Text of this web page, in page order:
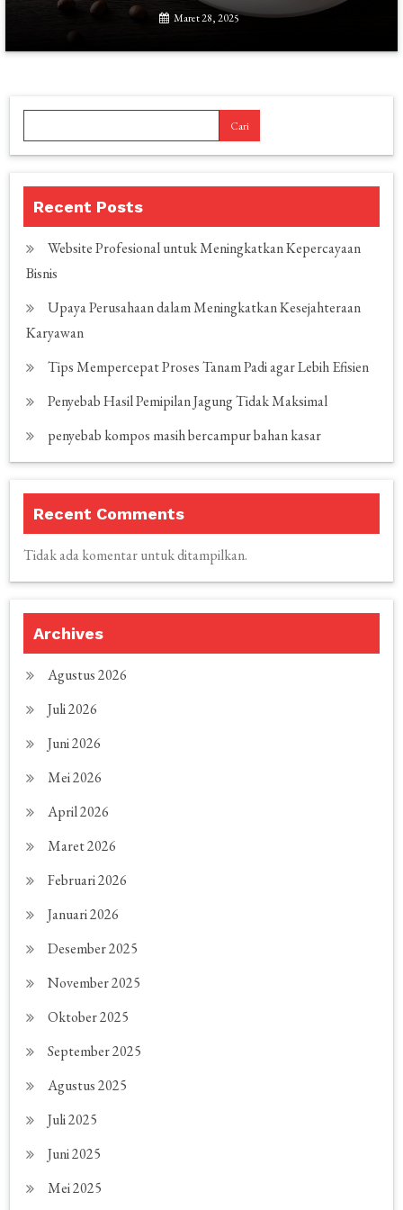
Maret 28, 2025
Cari
Recent Posts
Website Profesional untuk Meningkatkan Kepercayaan
Bisnis
Upaya Perusahaan dalam Meningkatkan Kesejahteraan
Karyawan
Tips Mempercepat Proses Tanam Padi agar Lebih Efisien
Penyebab Hasil Pemipilan Jagung Tidak Maksimal
penyebab kompos masih bercampur bahan kasar
Recent Comments
Tidak ada komentar untuk ditampilkan.
Archives
Agustus 2026
Juli 2026
Juni 2026
Mei 2026
April 2026
Maret 2026
Februari 2026
Januari 2026
Desember 2025
November 2025
Oktober 2025
September 2025
Agustus 2025
Juli 2025
Juni 2025
Mei 2025